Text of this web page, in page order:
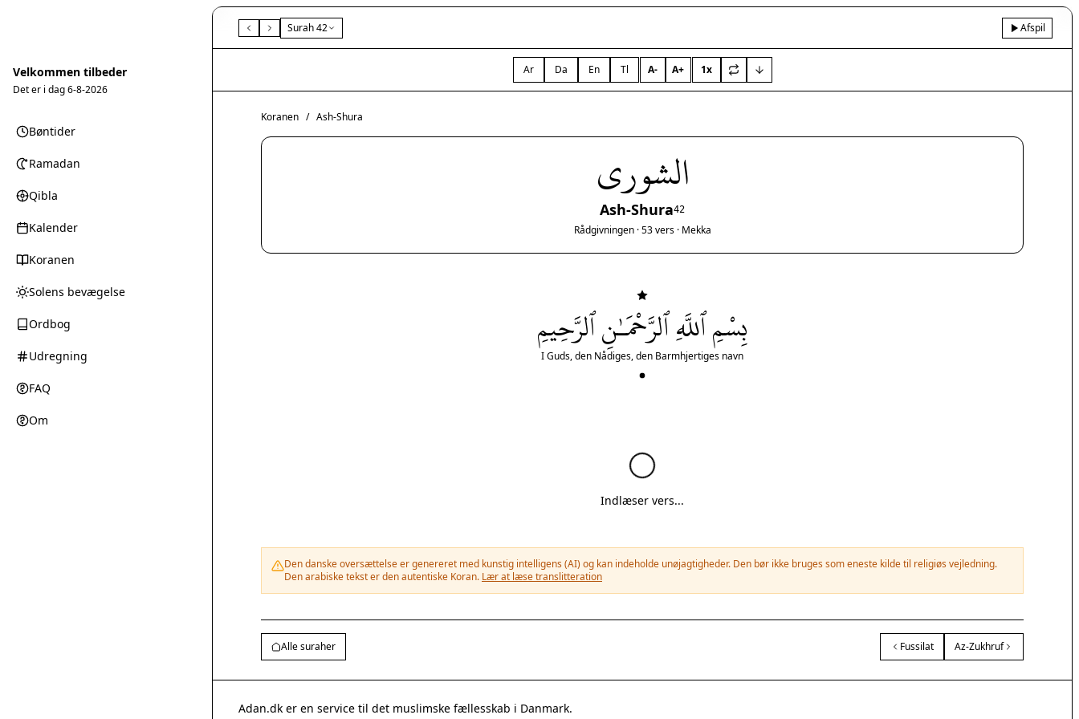
Velkommen tilbeder
Det er i dag6-8-2026
Bøntider
Ramadan
Qibla
Kalender
Koranen
Solens bevægelse
Ordbog
Udregning
FAQ
Om
Surah 42 Afspil
Ar Da En Tl A- A+ 1x
Koranen / Ash-Shura
الشورى
Ash-Shura42
Rådgivningen · 53 vers · Mekka
بِسْمِ ٱللَّهِ ٱلرَّحْمَـٰنِ ٱلرَّحِيمِ
I Guds, den Nådiges, den Barmhjertiges navn
Indlæser vers...
Den danske oversættelse er genereret med kunstig intelligens (AI) og kan indeholde unøjagtigheder. Den bør ikke bruges som eneste kilde til religiøs vejledning.
Den arabiske tekst er den autentiske Koran. Lær at læse translitteration
Alle suraher Fussilat Az-Zukhruf
Adan.dk er en service til det muslimske fællesskab i Danmark.